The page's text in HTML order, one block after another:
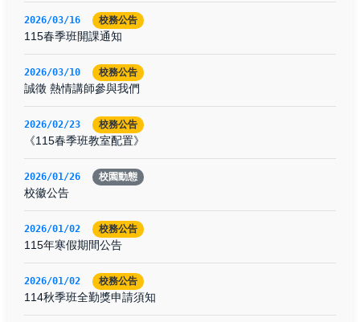
2026/03/16 校務公告
115春季班開課通知
2026/03/10 校務公告
誠徵 熱情講師參與我們
2026/02/23 校務公告
《115春季班教室配置》
2026/01/26 校園動態
校徽公告
2026/01/02 校務公告
115年寒假期間公告
2026/01/02 校務公告
114秋季班全勤獎申請須知